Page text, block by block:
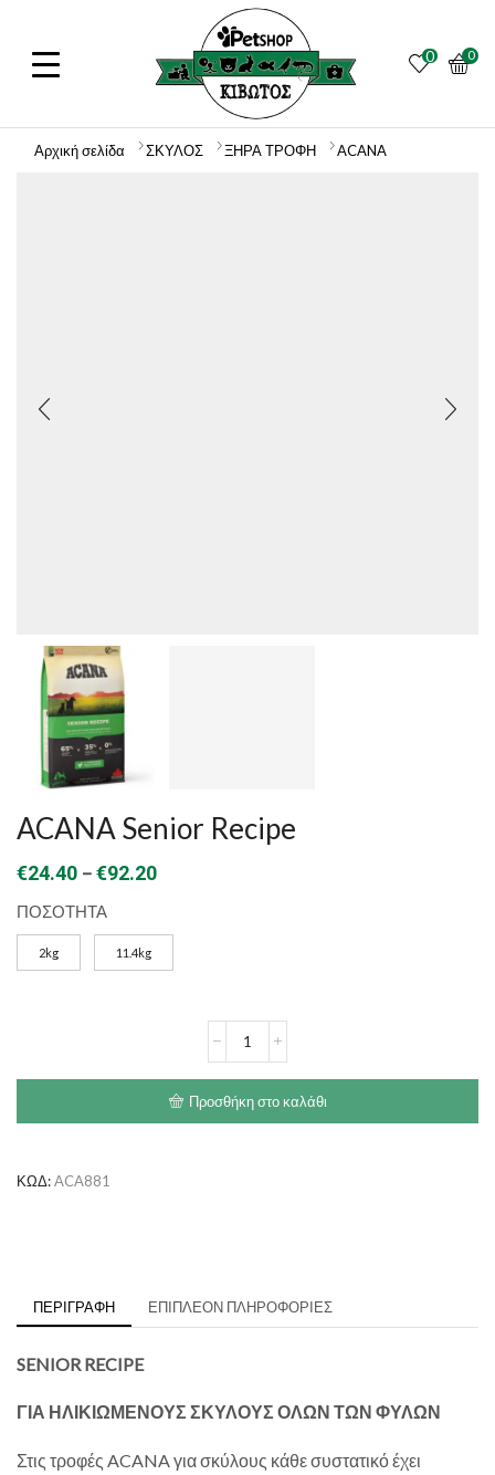
0 0
Αρχική σελίδα ΣΚΥΛΟΣ ΞΗΡΑ ΤΡΟΦΗ ACANA
ACANA Senior Recipe
€24.40 –€92.20Price
€24.40
through
ΠΟΣΟΤΗΤΑ
2kg 11.4kg
Senior
Προσθήκη στο καλάθι
ΚΩΔ:ACA881
ΠΕΡΙΓΡΑΦΉ ΕΠΙΠΛΈΟΝ ΠΛΗΡΟΦΟΡΊΕΣ
SENIOR RECIPE
ΓΙΑ ΗΛΙΚΙΩΜΕΝΟΥΣ ΣΚΥΛΟΥΣ ΟΛΩΝ ΤΩΝ ΦΥΛΩΝ
Στις τροφές ACANA για σκύλους κάθε συστατικό έχει